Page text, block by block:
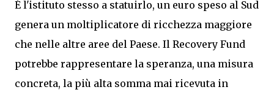
È l'istituto stesso a statuirlo, un euro speso al Sud
genera un moltiplicatore di ricchezza maggiore
che nelle altre aree del Paese. Il Recovery Fund
potrebbe rappresentare la speranza, una misura
concreta, la più alta somma mai ricevuta in